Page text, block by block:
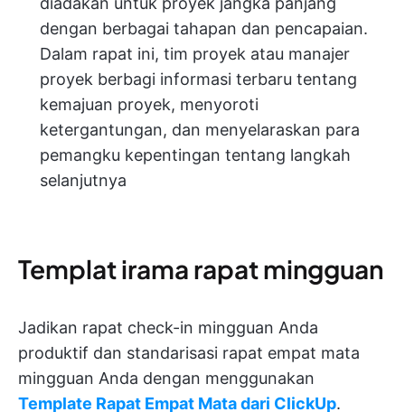
dengan berbagai tahapan dan pencapaian.
Dalam rapat ini, tim proyek atau manajer
proyek berbagi informasi terbaru tentang
kemajuan proyek, menyoroti
ketergantungan, dan menyelaraskan para
pemangku kepentingan tentang langkah
selanjutnya
Templat irama rapat mingguan
Jadikan rapat check-in mingguan Anda
produktif dan standarisasi rapat empat mata
mingguan Anda dengan menggunakan
Template Rapat Empat Mata dari ClickUp.